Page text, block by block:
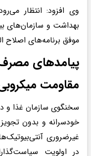
وی افزود: انتظار
بهداشت و سازمان‌های
موفق برنامه‌های
پیامدهای
مقاومت
سخنگوی سازمان غذا و
خودسرانه و بدون
غیرضروری
در اولویت